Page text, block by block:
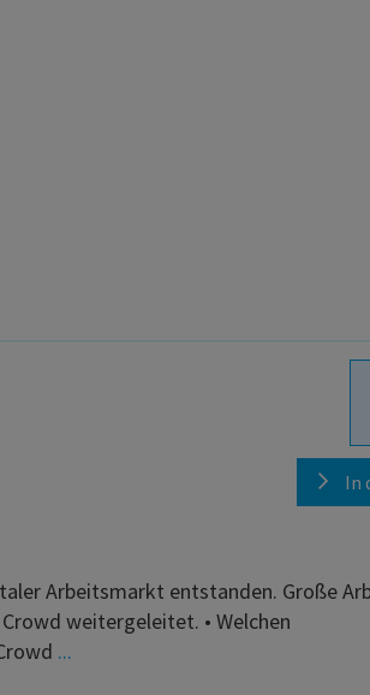
In
Arbeitsmarkt entstanden. Große
weitergeleitet. • Welchen
...